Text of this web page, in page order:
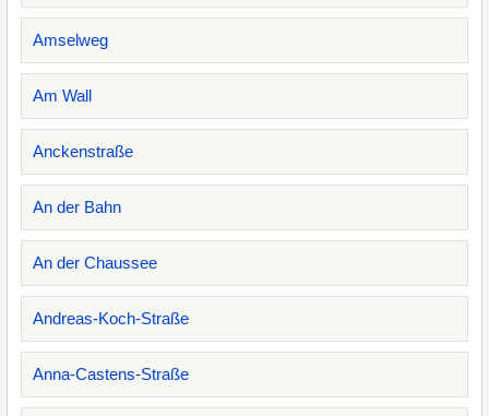
Amselweg
Am Wall
Anckenstraße
An der Bahn
An der Chaussee
Andreas-Koch-Straße
Anna-Castens-Straße